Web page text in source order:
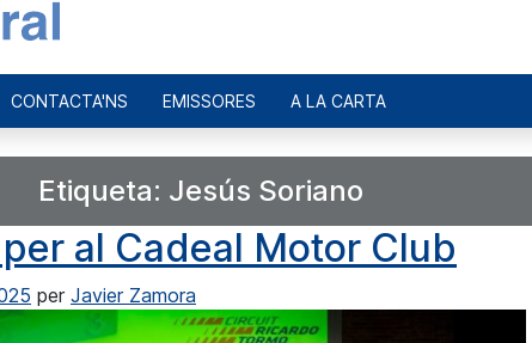
CONTACTA'NS EMISSORES A LA CARTA
Etiqueta: Jesús Soriano
al Cadeal Motor Club
per Javier Zamora